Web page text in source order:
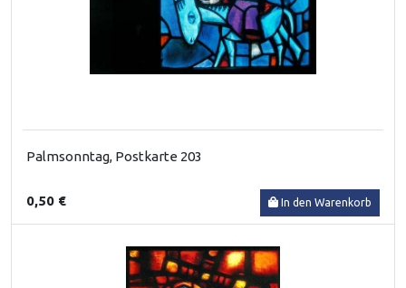
Palmsonntag, Postkarte 203
0,50 € In den Warenkorb